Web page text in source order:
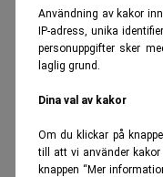
Användning av kakor
IP-adress, unika
personuppgifter sker
laglig grund.
Dina val av kakor
Om du klickar på
till att vi använder
knappen “Mer